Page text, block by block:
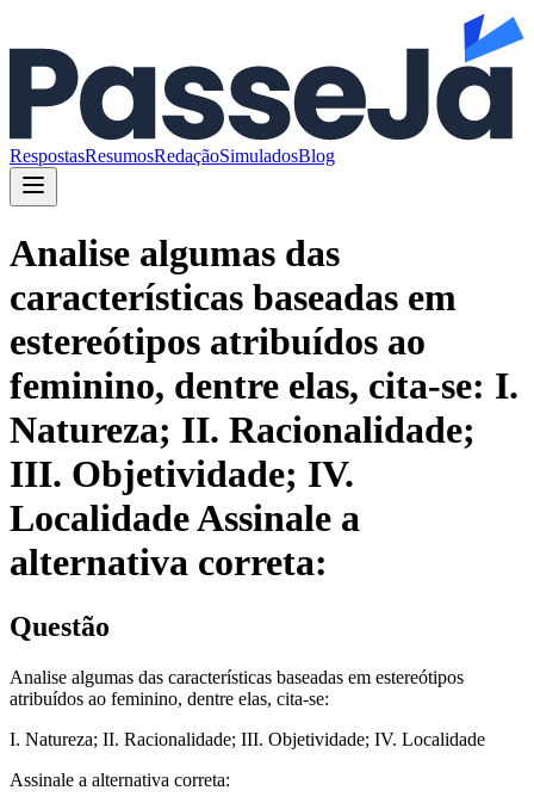
RespostasResumosRedaçãoSimuladosBlog
Analise algumas das
características baseadas em
estereótipos atribuídos ao
feminino, dentre elas, cita-se: I.
Natureza; II. Racionalidade;
III. Objetividade; IV.
Localidade Assinale a
alternativa correta:
Questão
Analise algumas das características baseadas em estereótipos
atribuídos ao feminino, dentre elas, cita-se:
I. Natureza; II. Racionalidade; III. Objetividade; IV. Localidade
Assinale a alternativa correta: